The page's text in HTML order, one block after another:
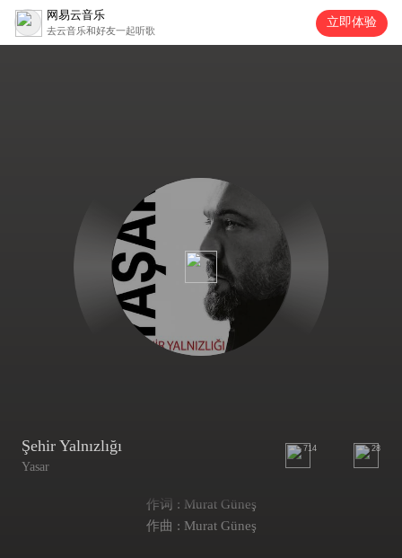
网易云音乐
去云音乐和好友一起听歌
立即体验
Şehir Yalnızlığı
Yasar
714 28
作词 : Murat Güneş
作曲 : Murat Güneş